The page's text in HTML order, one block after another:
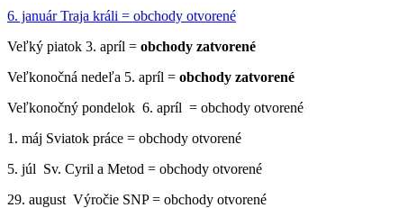
6. január Traja králi = obchody otvorené
Veľký piatok 3. apríl = obchody zatvorené
Veľkonočná nedeľa 5. apríl = obchody zatvorené
Veľkonočný pondelok 6. apríl = obchody otvorené
1. máj Sviatok práce = obchody otvorené
5. júl Sv. Cyril a Metod = obchody otvorené
29. august Výročie SNP = obchody otvorené